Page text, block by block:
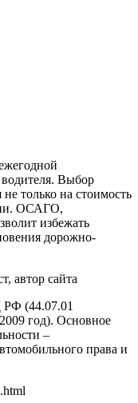
водителя. Выбор
только на стоимость
ОСАГО,
избежать
дорожно-
автор сайта
(44.07.01
год). Основное
–
права и